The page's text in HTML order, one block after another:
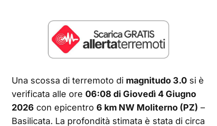
Una scossa di terremoto di magnitudo 3.0 si è
verificata alle ore 06:08 di Giovedì 4 Giugno
2026 con epicentro 6 km NW Moliterno (PZ) –
Basilicata. La profondità stimata è stata di circa